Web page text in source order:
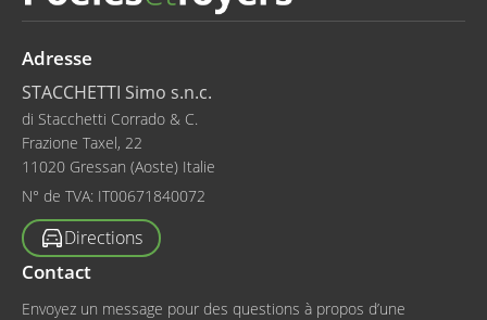
Adresse
STACCHETTI Simo s.n.c.
di Stacchetti Corrado & C.
Frazione Taxel, 22
11020 Gressan (Aoste) Italie
N° de TVA: IT00671840072
Directions
Contact
Envoyez un message pour des questions à propos d’une